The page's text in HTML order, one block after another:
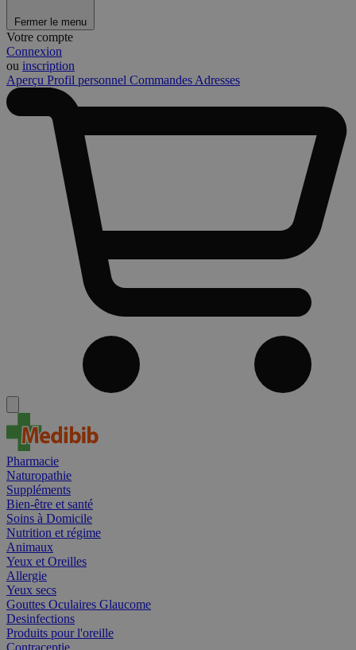
Fermer le menu
Votre compte
Connexion
ou inscription
Aperçu Profil personnel Commandes Adresses
Pharmacie
Naturopathie
Suppléments
Bien-être et santé
Soins à Domicile
Nutrition et régime
Animaux
Yeux et Oreilles
Allergie
Yeux secs
Gouttes Oculaires Glaucome
Desinfections
Produits pour l'oreille